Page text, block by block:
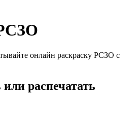
онлайн раскраску РСЗО с
распечатать